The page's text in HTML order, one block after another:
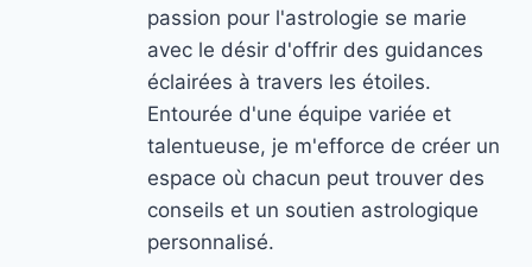
passion pour l'astrologie se marie
avec le désir d'offrir des guidances
éclairées à travers les étoiles.
Entourée d'une équipe variée et
talentueuse, je m'efforce de créer un
espace où chacun peut trouver des
conseils et un soutien astrologique
personnalisé.